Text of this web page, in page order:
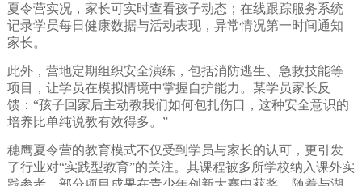
夏令营实况，家长可实时查看孩子动态；在线跟踪服务系统
记录学员每日健康数据与活动表现，异常情况第一时间通知
家长。
此外，营地定期组织安全演练，包括消防逃生、急救技能等
项目，让学员在模拟情境中掌握自护能力。某学员家长反
馈：“孩子回家后主动教我们如何包扎伤口，这种安全意识的
培养比单纯说教有效得多。”
穗鹰夏令营的教育模式不仅受到学员与家长的认可，更引发
了行业对“实践型教育”的关注。其课程被多所学校纳入课外实